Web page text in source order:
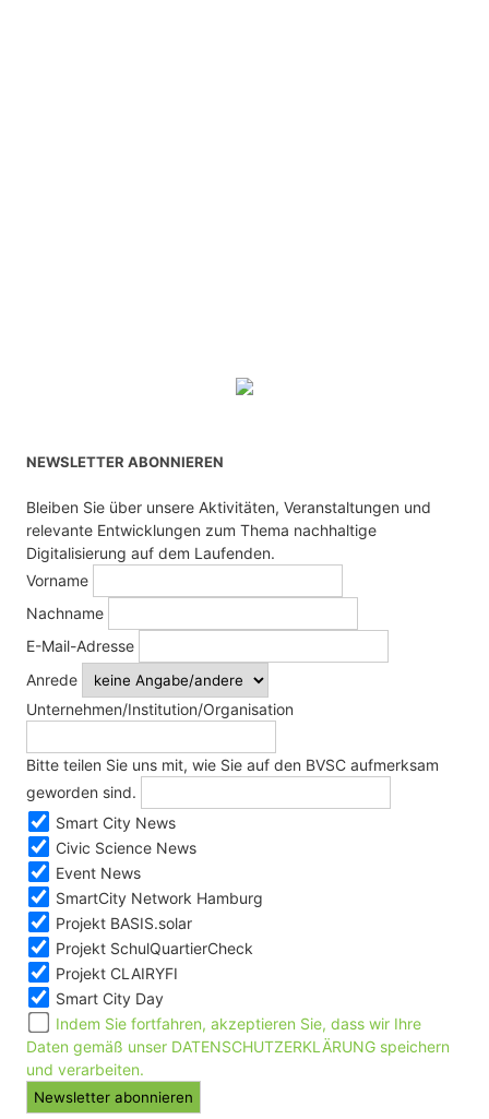
NEWSLETTER ABONNIEREN
Bleiben Sie über unsere Aktivitäten, Veranstaltungen und
relevante Entwicklungen zum Thema nachhaltige
Digitalisierung auf dem Laufenden.
Vorname
Nachname
E-Mail-Adresse
Anrede
Unternehmen/Institution/Organisation
Bitte teilen Sie uns mit, wie Sie auf den BVSC aufmerksam
geworden sind.
Smart City News
Civic Science News
Event News
SmartCity Network Hamburg
Projekt BASIS.solar
Projekt SchulQuartierCheck
Projekt CLAIRYFI
Smart City Day
Indem Sie fortfahren, akzeptieren Sie, dass wir Ihre
Daten gemäß unser DATENSCHUTZERKLÄRUNG speichern
und verarbeiten.